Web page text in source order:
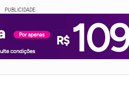
PUBLICIDADE